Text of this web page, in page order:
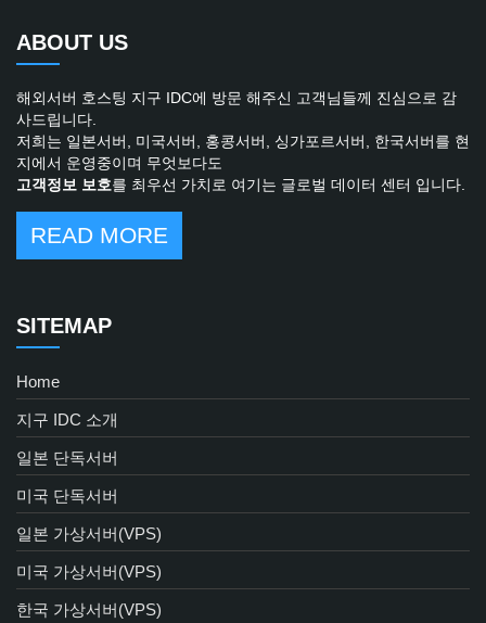
ABOUT US
해외서버 호스팅 지구 IDC에 방문 해주신 고객님들께 진심으로 감
사드립니다.
저희는 일본서버, 미국서버, 홍콩서버, 싱가포르서버, 한국서버를 현
지에서 운영중이며 무엇보다도
고객정보 보호를 최우선 가치로 여기는 글로벌 데이터 센터 입니다.
READ MORE
SITEMAP
Home
지구 IDC 소개
일본 단독서버
미국 단독서버
일본 가상서버(VPS)
미국 가상서버(VPS)
한국 가상서버(VPS)